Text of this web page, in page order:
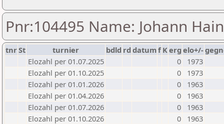
Pnr:104495 Name: Johann
tnrSt turnier bdld rd datumf Kerg elo+/-
Elozahl per 01.07.2025
0
1973
Elozahl per 01.10.2025
0
1973
Elozahl per 01.01.2026
0
1963
Elozahl per 01.04.2026
0
1963
Elozahl per 01.07.2026
0
1963
Elozahl per 01.10.2026
0 1963